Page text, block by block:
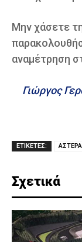
Μην χάσετε
αναμέτρηση
Γιώργος
ΕΤΙΚΕΤΕΣ:
Σχετικά